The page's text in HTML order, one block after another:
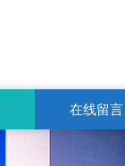
在线留言